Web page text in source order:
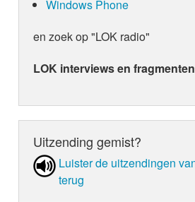
Windows Phone
en zoek op "LOK radio"
LOK interviews en
Uitzending gemist?
Luister de uit­zen­din­gen
terug